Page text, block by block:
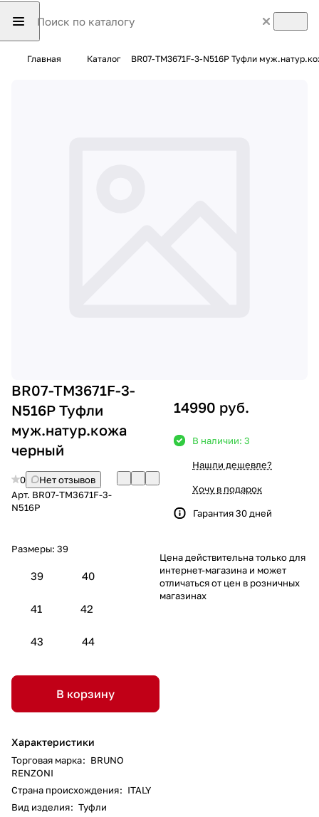
Главная Каталог BR07-TM3671F-3-N516P Туфли
BR07-TM3671F-3-
N516P Туфли
муж.натур.кожа
черный
0
Нет отзывов
Арт. BR07-TM3671F-3-
N516P
Размеры: 39
39 40
41 42
43 44
В корзину
Характеристики
Торговая марка: BRUNO
RENZONI
Страна происхождения: ITALY
Вид изделия: Туфли
14990 руб.
В наличии: 3
Нашли дешевле?
Хочу в подарок
Гарантия 30 дней
Цена действительна только для
интернет-магазина и может
отличаться от цен в розничных
магазинах